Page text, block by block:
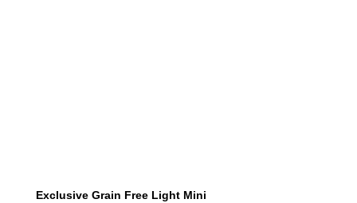
Exclusive Grain Free Light Mini